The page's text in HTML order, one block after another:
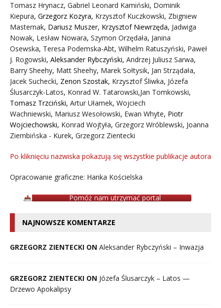
Tomasz Hrynacz, Gabriel Leonard Kamiński, Dominik
Kiepura, Grzegorz Kozyra, Krzysztof Kuczkowski, Zbigniew
Masternak, Dariusz Muszer, Krzysztof Niewrzęda, Jadwiga
Nowak, Lesław Nowara, Szymon Orzędała, Janina
Osewska, Teresa Podemska-Abt, Wilhelm Ratuszyński, Paweł
J. Rogowski, Aleksander Rybczyński, Andrzej Juliusz Sarwa,
Barry Sheehy, Matt Sheehy, Marek Sołtysik, Jan Strządała,
Jacek Suchecki, Zenon Szostak, Krzysztof Śliwka, Józefa
Ślusarczyk-Latos, Konrad W. Tatarowski,Jan Tomkowski,
Tomasz Trzciński, Artur Ułamek, Wojciech
Wachniewski, Mariusz Wesołowski, Ewan Whyte, Piotr
Wojciechowski, Konrad Wojtyła, Grzegorz Wróblewski, Joanna
Ziembińska - Kurek, Grzegorz Zientecki
Po kliknięciu nazwiska pokazują się wszystkie publikacje autora
Opracowanie graficzne: Hanka Kościelska
Pomóż nam utrzymać portal
NAJNOWSZE KOMENTARZE
GRZEGORZ ZIENTECKI ON Aleksander Rybczyński – Inwazja
GRZEGORZ ZIENTECKI ON Józefa Ślusarczyk – Latos —
Drzewo Apokalipsy